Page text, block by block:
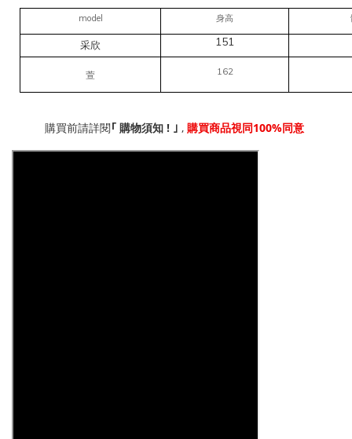
model 身高
采欣 151
萱 162
購買前請詳閱 ｢ 購物須知 ! ｣ , 購買商品視同 100% 同意